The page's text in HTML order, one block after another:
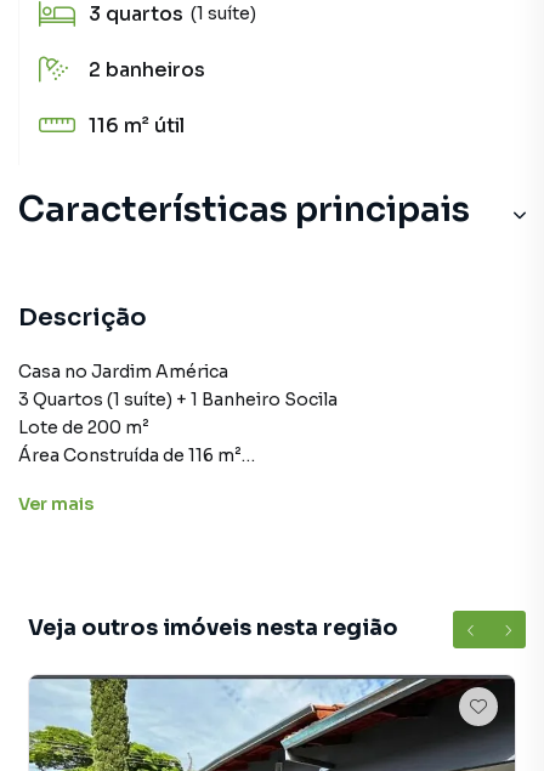
3 quartos (1 suíte)
2 banheiros
116 m² útil
Características principais
Descrição
Casa no Jardim América
3 Quartos (1 suíte) + 1 Banheiro Socila
Lote de 200 m²
Área Construída de 116 m²
Montamos seu Processo de Financiamento
Casa para Venda em região valorizada do bairro Jardim
América, em Goiânia. Não encontrou o que procurava ou
deseja mais informações sobre Casa em Goiânia? Entre
em contato com nossa equipe pelo telefone (62) 99477-
6033.
Ver mais
Veja outros imóveis nesta região